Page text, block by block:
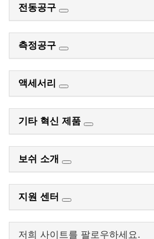
전동공구
측정공구
액세서리
기타 혁신 제품
보쉬 소개
지원 센터
저희 사이트를 팔로우하세요.